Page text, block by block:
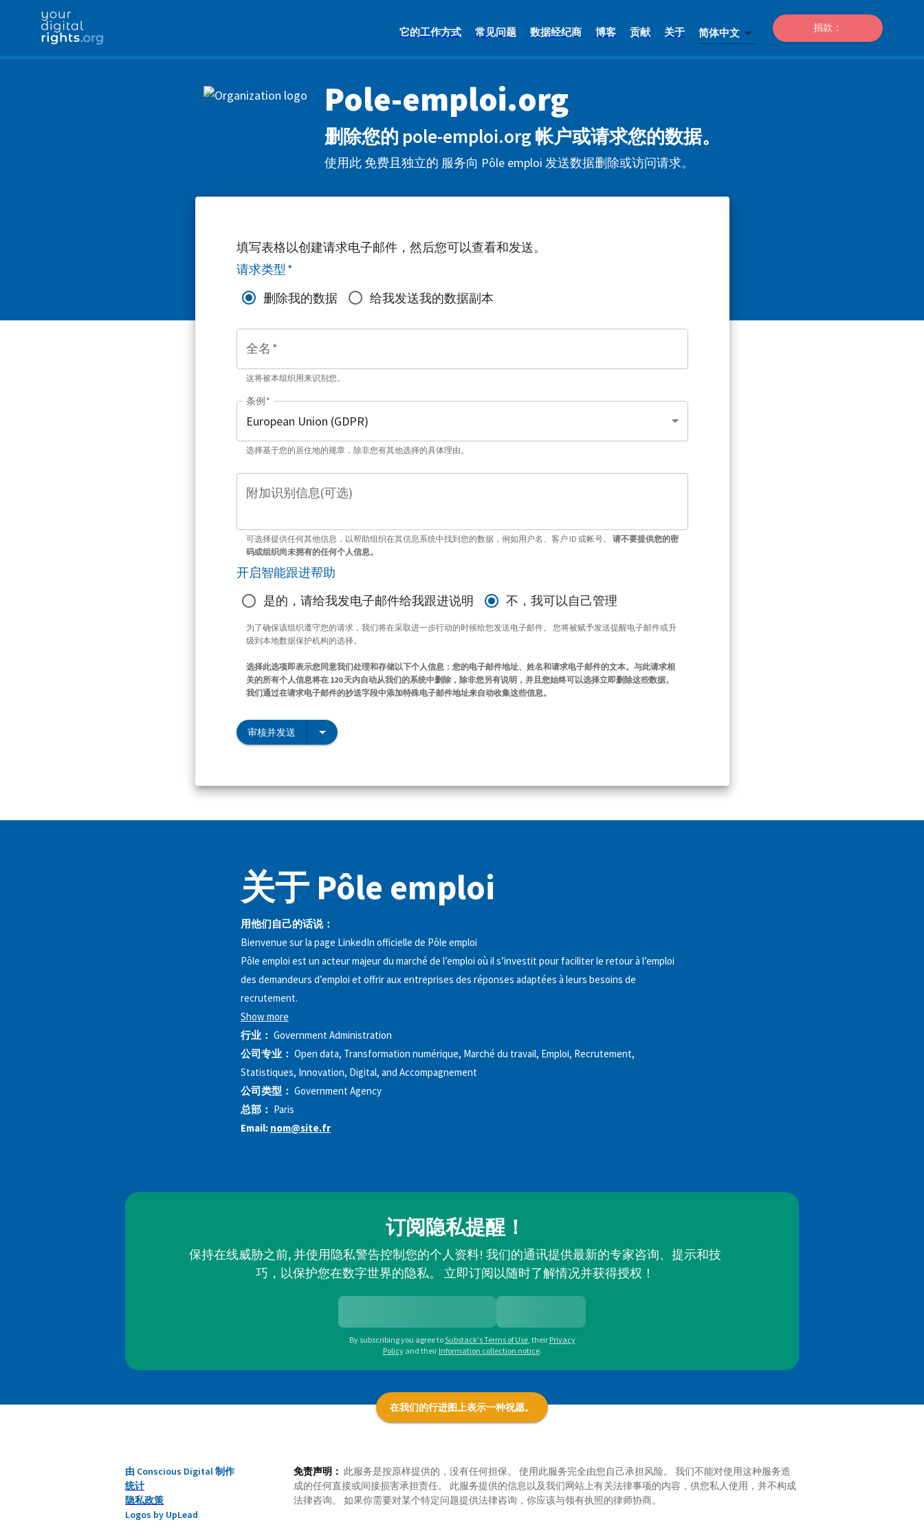
它的工作方式 常见问题 数据经纪商 博客 贡献 关于 简体中文 捐款：
Pole-emploi.org
删除您的 pole-emploi.org 帐户或请求您的数据。
使用此 免费且独立的 服务向 Pôle emploi 发送数据删除或访问请求。
填写表格以创建请求电子邮件，然后您可以查看和发送。
请求类型 *
删除我的数据
给我发送我的数据副本
全名 *
这将被本组织用来识别您。
条例 *
选择基于您的居住地的规章，除非您有其他选择的具体理由。
附加识别信息(可选)
可选择提供任何其他信息，以帮助组织在其信息系统中找到您的数据，例如用户名、客户 ID 或帐号。 请不要提供您的密
码或组织尚未拥有的任何个人信息。
开启智能跟进帮助
是的，请给我发电子邮件给我跟进说明
不，我可以自己管理
为了确保该组织遵守您的请求，我们将在采取进一步行动的时候给您发送电子邮件。 您将被赋予发送提醒电子邮件或升
级到本地数据保护机构的选择。
选择此选项即表示您同意我们处理和存储以下个人信息：您的电子邮件地址、姓名和请求电子邮件的文本。与此请求相
关的所有个人信息将在 120 天内自动从我们的系统中删除，除非您另有说明，并且您始终可以选择立即删除这些数据。
我们通过在请求电子邮件的抄送字段中添加特殊电子邮件地址来自动收集这些信息。
审核并发送
关于 Pôle emploi
用他们自己的话说：
Bienvenue sur la page LinkedIn officielle de Pôle emploi
Pôle emploi est un acteur majeur du marché de l’emploi où il s’investit pour faciliter le retour à l’emploi
des demandeurs d’emploi et offrir aux entreprises des réponses adaptées à leurs besoins de
recrutement.
Show more
行业： Government Administration
公司专业： Open data, Transformation numérique, Marché du travail, Emploi, Recrutement,
Statistiques, Innovation, Digital, and Accompagnement
公司类型： Government Agency
总部： Paris
Email: nom@site.fr
订阅隐私提醒！
保持在线威胁之前, 并使用隐私警告控制您的个人资料! 我们的通讯提供最新的专家咨询、提示和技
巧，以保护您在数字世界的隐私。 立即订阅以随时了解情况并获得授权！
By subscribing you agree toSubstack's Terms of Use, their Privacy
Policy and their Information collection notice.
在我们的行进图上表示一种祝愿。
由 Conscious Digital 制作
统计
隐私政策
Logos by UpLead
免责声明： 此服务是按原样提供的，没有任何担保。 使用此服务完全由您自己承担风险。 我们不能对使用这种服务造
成的任何直接或间接损害承担责任。 此服务提供的信息以及我们网站上有关法律事项的内容，供您私人使用，并不构成
法律咨询。 如果你需要对某个特定问题提供法律咨询，你应该与领有执照的律师协商。